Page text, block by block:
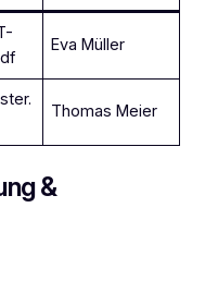
Eva Müller
Thomas Meier
&